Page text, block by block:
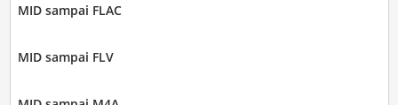
MID sampai FLAC
MID sampai FLV